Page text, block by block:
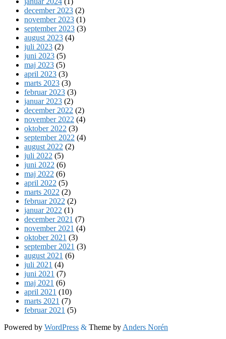
december 2023 (2)
november 2023 (1)
september 2023 (3)
august 2023 (4)
juli 2023 (2)
juni 2023 (5)
maj 2023 (5)
april 2023 (3)
marts 2023 (3)
februar 2023 (3)
januar 2023 (2)
december 2022 (2)
november 2022 (4)
oktober 2022 (3)
september 2022 (4)
august 2022 (2)
juli 2022 (5)
juni 2022 (6)
maj 2022 (6)
april 2022 (5)
marts 2022 (2)
februar 2022 (2)
januar 2022 (1)
december 2021 (7)
november 2021 (4)
oktober 2021 (3)
september 2021 (3)
august 2021 (6)
juli 2021 (4)
juni 2021 (7)
maj 2021 (6)
april 2021 (10)
marts 2021 (7)
februar 2021 (5)
Powered by WordPress & Theme by Anders Norén